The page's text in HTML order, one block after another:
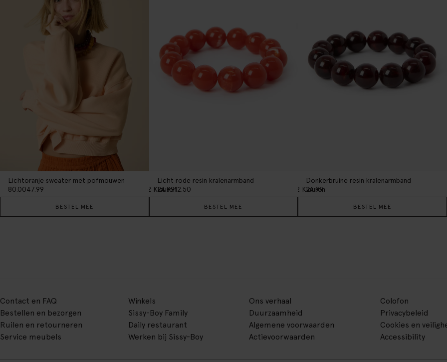
Lichtoranje sweater met pofmouwen
80.0047.99
BESTEL MEE
Licht rode resin kralenarmband
24.9912.50
2 Kleuren
BESTEL MEE
Donkerbruine resin kralenarmband
24.99
2 Kleuren
BESTEL MEE
Contact en FAQ
Bestellen en bezorgen
Ruilen en retourneren
Service meubels
Winkels
Sissy-Boy Family
Daily restaurant
Werken bij Sissy-Boy
Ons verhaal
Duurzaamheid
Algemene voorwaarden
Actievoorwaarden
Colofon
Privacybeleid
Cookies en
Accessibility